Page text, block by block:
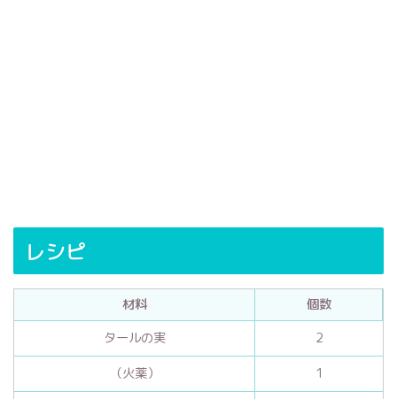
レシピ
材料
個数
タールの実
2
（火薬）
1